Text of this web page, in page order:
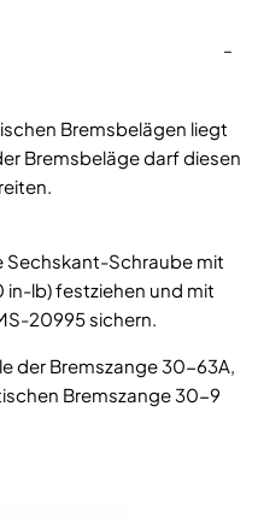
–
Bremsbelägen liegt
Bremsbeläge darf diesen
Sechskant-Schraube mit
in-lb) festziehen und mit
20995 sichern.
der Bremszange 30-63A,
Bremszange 30-9